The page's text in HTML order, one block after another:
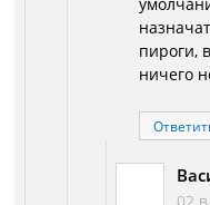
пироги,
ничего